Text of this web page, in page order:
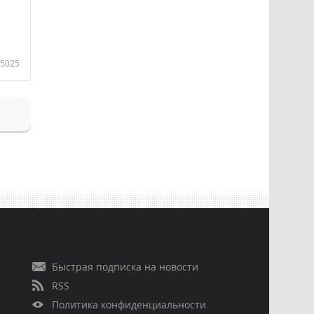
5025
Быстрая подписка на новости
RSS
Политика конфиденциальности